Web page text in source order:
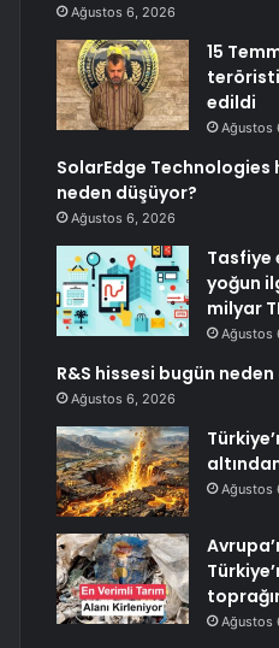
Ağustos 6, 2026
15
edildi
Ağustos
SolarEdge Technologies
neden düşüyor?
Ağustos 6, 2026
Tasfiye
yoğun
milyar
Ağustos
R&S hissesi bugün
Ağustos 6, 2026
Ağustos
Ağustos